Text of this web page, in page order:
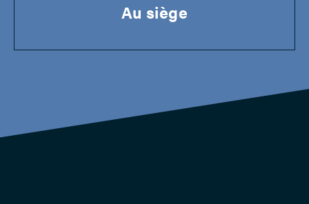
Au siège